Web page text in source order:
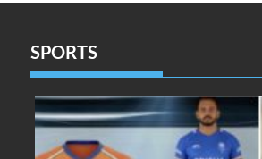
SPORTS